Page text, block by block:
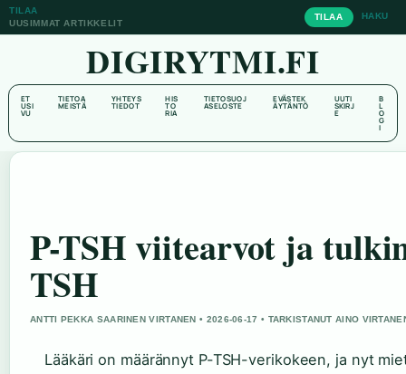
TILAA
UUSIMMAT ARTIKKELIT
TILAA HAKU
DIGIRYTMI.FI
ET
USI
VU
TIETOA
MEISTÄ
YHTEYS
TIEDOT
HIS
TO
RIA
TIETOSUOJ
ASELOSTE
EVÄSTEK
ÄYTÄNTÖ
UUTI
SKIRJ
E
B
L
O
G
I
P-TSH viitearvot ja
TSH
ANTTI PEKKA SAARINEN VIRTANEN • 2026-06-17 • TARKISTANUT AINO
Lääkäri on määrännyt P-TSH-verikokeen, ja nyt